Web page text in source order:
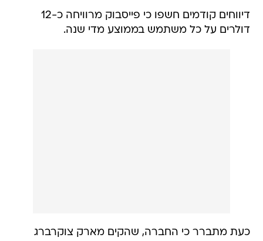
דיווחים קודמים חשפו כי פייסבוק מרוויחה כ-12
דולרים על כל משתמש בממוצע מדי שנה.
כעת מתברר כי החברה, שהקים מארק צוקרברג